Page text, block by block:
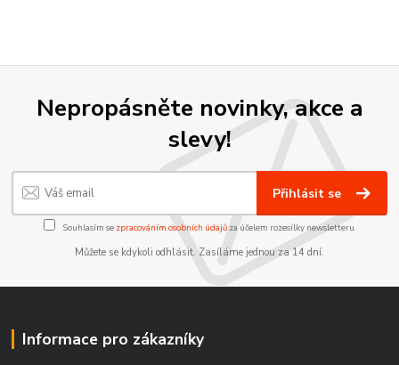
Nepropásněte novinky, akce a
slevy!
Přihlásit se
Souhlasím se zpracováním osobních údajůza účelem rozesílky newsletteru.
Můžete se kdykoli odhlásit. Zasíláme jednou za 14 dní.
Informace pro zákazníky